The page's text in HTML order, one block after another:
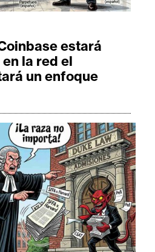
estará
la red el
un enfoque